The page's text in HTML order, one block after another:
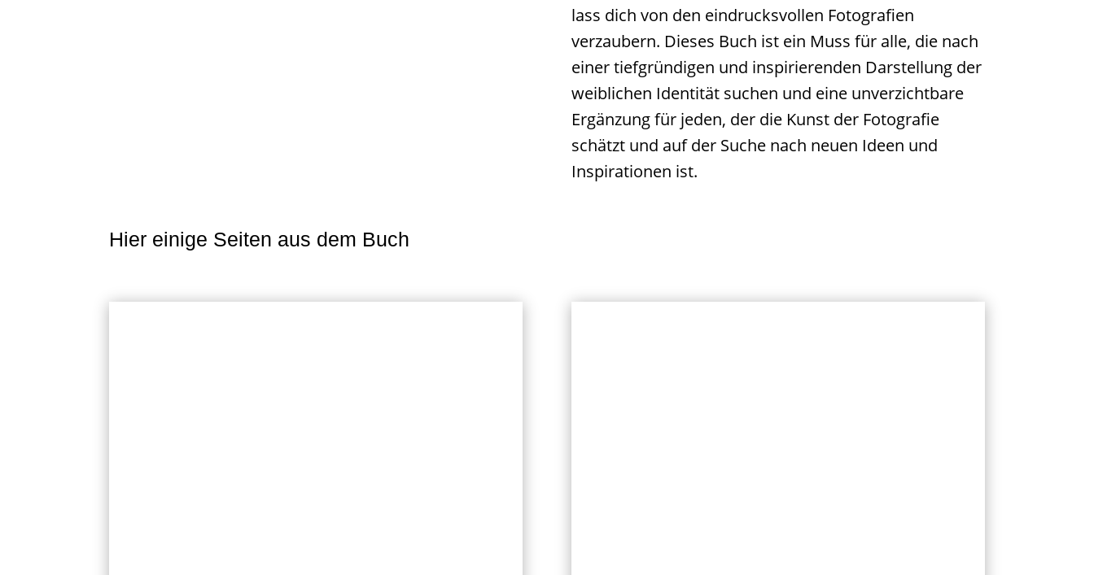
lass dich von den eindrucksvollen Fotografien
verzaubern. Dieses Buch ist ein Muss für alle, die nach
einer tiefgründigen und inspirierenden Darstellung der
weiblichen Identität suchen und eine unverzichtbare
Ergänzung für jeden, der die Kunst der Fotografie
schätzt und auf der Suche nach neuen Ideen und
Inspirationen ist.
Hier einige Seiten aus dem Buch